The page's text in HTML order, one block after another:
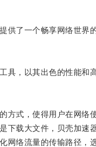
了一个畅享网络世界的
，以其出色的性能和高
式，使得用户在网络
载大文件，贝壳加速器
络流量的传输路径，